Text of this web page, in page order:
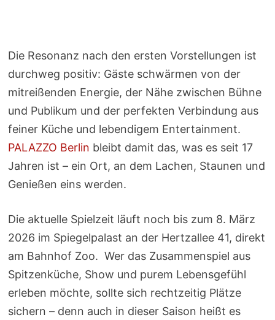
Die Resonanz nach den ersten Vorstellungen ist
durchweg positiv: Gäste schwärmen von der
mitreißenden Energie, der Nähe zwischen Bühne
und Publikum und der perfekten Verbindung aus
feiner Küche und lebendigem Entertainment.
PALAZZO Berlin bleibt damit das, was es seit 17
Jahren ist – ein Ort, an dem Lachen, Staunen und
Genießen eins werden.
Die aktuelle Spielzeit läuft noch bis zum 8. März
2026 im Spiegelpalast an der Hertzallee 41, direkt
am Bahnhof Zoo. Wer das Zusammenspiel aus
Spitzenküche, Show und purem Lebensgefühl
erleben möchte, sollte sich rechtzeitig Plätze
sichern – denn auch in dieser Saison heißt es